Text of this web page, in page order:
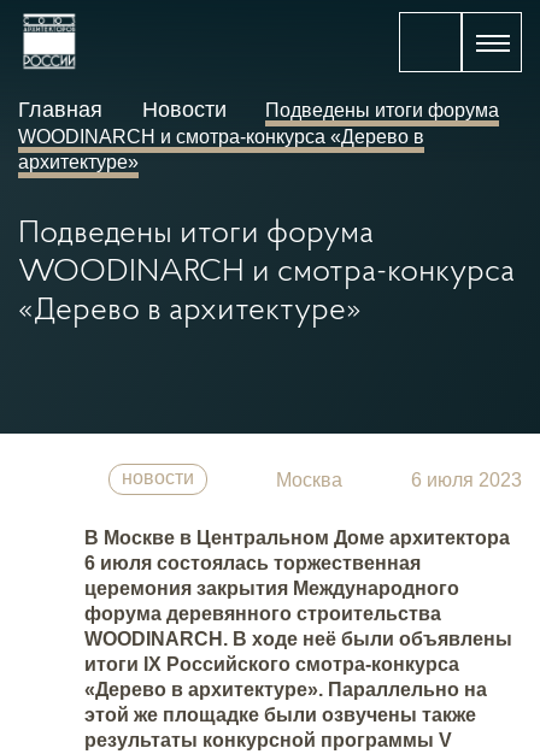
Главная Новости
Подведены итоги форума
WOODINARCH и смотра-конкурса «Дерево в
архитектуре»
Подведены итоги форума
WOODINARCH и смотра-конкурса
«Дерево в архитектуре»
новости Москва 6 июля 2023
В Москве в Центральном Доме архитектора
6 июля состоялась торжественная
церемония закрытия Международного
форума деревянного строительства
WOODINARCH. В ходе неё были объявлены
итоги IX Российского смотра-конкурса
«Дерево в архитектуре». Параллельно на
этой же площадке были озвучены также
результаты конкурсной программы V